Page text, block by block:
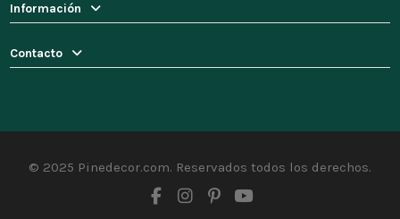
Información
Contacto
© 2025 Pinedecor.com. Reservados todos los derechos.